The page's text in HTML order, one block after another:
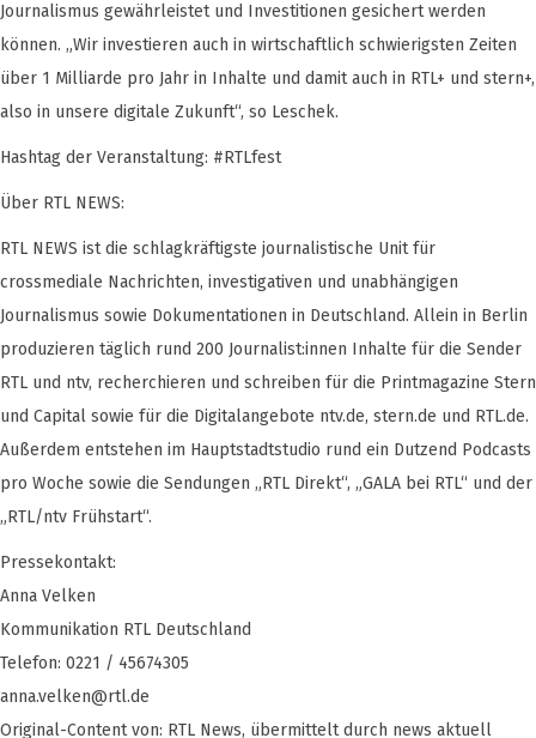
Journalismus gewährleistet und Investitionen gesichert werden
können. „Wir investieren auch in wirtschaftlich schwierigsten Zeiten
über 1 Milliarde pro Jahr in Inhalte und damit auch in RTL+ und stern+,
also in unsere digitale Zukunft“, so Leschek.
Hashtag der Veranstaltung: #RTLfest
Über RTL NEWS:
RTL NEWS ist die schlagkräftigste journalistische Unit für
crossmediale Nachrichten, investigativen und unabhängigen
Journalismus sowie Dokumentationen in Deutschland. Allein in Berlin
produzieren täglich rund 200 Journalist:innen Inhalte für die Sender
RTL und ntv, recherchieren und schreiben für die Printmagazine Stern
und Capital sowie für die Digitalangebote ntv.de, stern.de und RTL.de.
Außerdem entstehen im Hauptstadtstudio rund ein Dutzend Podcasts
pro Woche sowie die Sendungen „RTL Direkt“, „GALA bei RTL“ und der
„RTL/ntv Frühstart“.
Pressekontakt:
Anna Velken
Kommunikation RTL Deutschland
Telefon: 0221 / 45674305
anna.velken@rtl.de
Original-Content von: RTL News, übermittelt durch news aktuell